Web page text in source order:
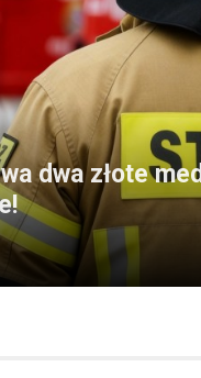
dwa złote